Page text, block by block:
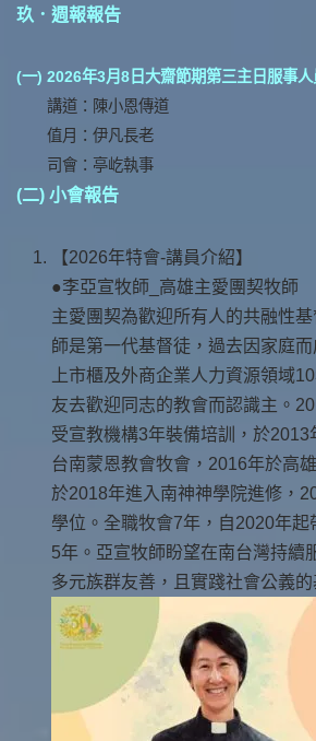
玖．週報報告
(一) 2026年3月8日大齋節期第三主日服事人
講道：陳小恩傳道
值月：伊凡長老
司會：亭屹執事
(二) 小會報告
【2026年特會-講員介紹】
●李亞宣牧師_高雄主愛團契牧師
主愛團契為歡迎所有人的共融性
師是第一代基督徒，過去因家庭
上市櫃及外商企業人力資源領域
友去歡迎同志的教會而認識主。
受宣教機構3年裝備培訓，於2013
台南蒙恩教會牧會，2016年於高
於2018年進入南神神學院進修，
學位。全職牧會7年，自2020年起
5年。亞宣牧師盼望在南台灣持續
多元族群友善，且實踐社會公義的